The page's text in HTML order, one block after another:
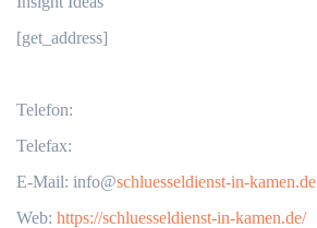
[get_address]
Telefon:
Telefax:
‬E-Mail: info@schluesseldienst-in-kamen.de
Web: https://schluesseldienst-in-kamen.de/